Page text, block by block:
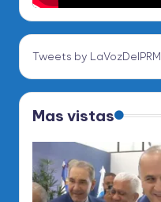
Tweets by LaVozDelPRM
Mas vistas